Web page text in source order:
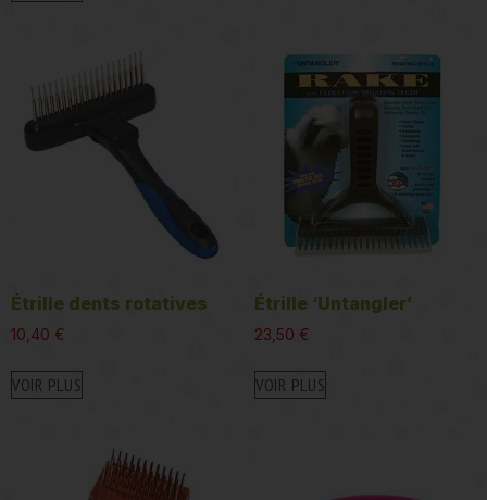
Étrille dents rotatives
10,40 €
VOIR PLUS
Étrille ‘Untangler’
23,50 €
VOIR PLUS